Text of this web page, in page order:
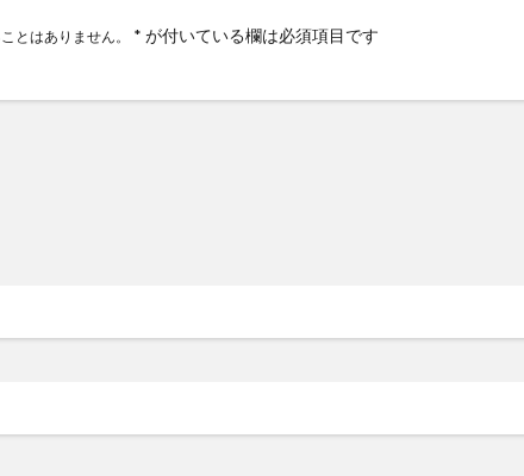
とはありません。 * が付いている欄は必須項目です